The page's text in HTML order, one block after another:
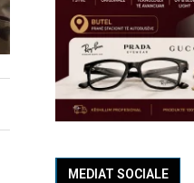
MEDIAT SOCIALE